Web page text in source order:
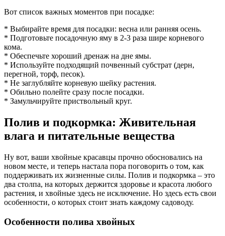
Вот список важных моментов при посадке:
* Выбирайте время для посадки: весна или ранняя осень.
* Подготовьте посадочную яму в 2-3 раза шире корневого
кома.
* Обеспечьте хороший дренаж на дне ямы.
* Используйте подходящий почвенный субстрат (дерн,
перегной, торф, песок).
* Не заглубляйте корневую шейку растения.
* Обильно полейте сразу после посадки.
* Замульчируйте приствольный круг.
Полив и подкормка: Живительная
влага и питательные вещества
Ну вот, ваши хвойные красавцы прочно обосновались на
новом месте, и теперь настала пора поговорить о том, как
поддерживать их жизненные силы. Полив и подкормка – это
два столпа, на которых держится здоровье и красота любого
растения, и хвойные здесь не исключение. Но здесь есть свои
особенности, о которых стоит знать каждому садоводу.
Особенности полива хвойных